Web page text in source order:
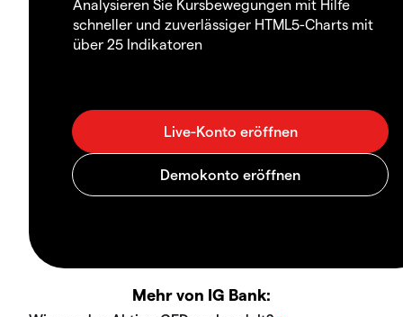
Analysieren Sie Kursbewegungen mit Hilfe
schneller und zuverlässiger HTML5-Charts mit
über 25 Indikatoren
Mehr von IG Bank: